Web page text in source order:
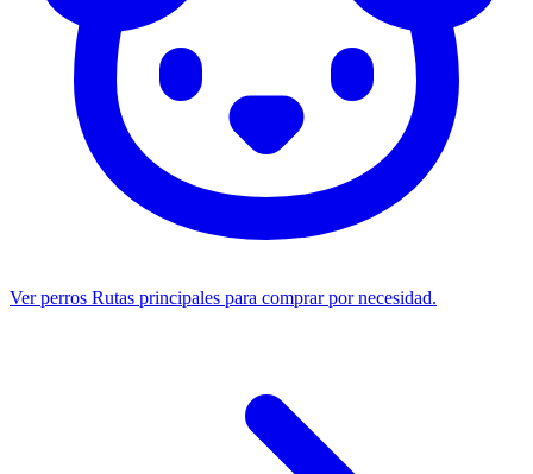
Ver perros Rutas principales para comprar por necesidad.